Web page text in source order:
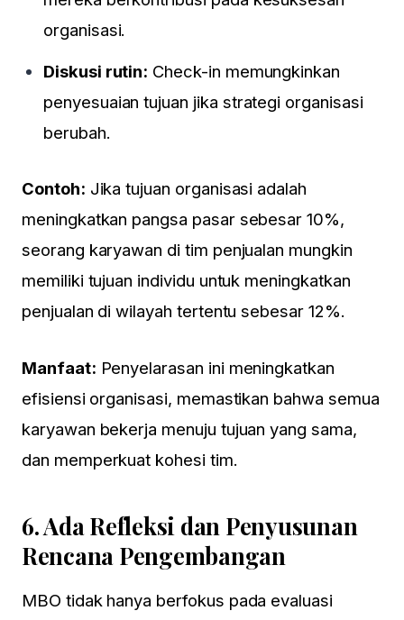
organisasi.
Diskusi rutin: Check-in memungkinkan
penyesuaian tujuan jika strategi organisasi
berubah.
Contoh: Jika tujuan organisasi adalah
meningkatkan pangsa pasar sebesar 10%,
seorang karyawan di tim penjualan mungkin
memiliki tujuan individu untuk meningkatkan
penjualan di wilayah tertentu sebesar 12%.
Manfaat: Penyelarasan ini meningkatkan
efisiensi organisasi, memastikan bahwa semua
karyawan bekerja menuju tujuan yang sama,
dan memperkuat kohesi tim.
6.Ada Refleksi dan Penyusunan
Rencana Pengembangan
MBO tidak hanya berfokus pada evaluasi